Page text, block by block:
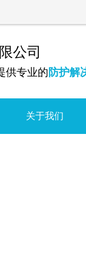
公司
供专业的 防护解
关于我们